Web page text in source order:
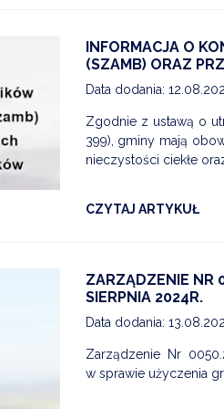
INFORMACJA O
(SZAMB) ORAZ
Data dodania:
Zgodnie z ustawą o
399), gminy mają
nieczystości ciekłe
CZYTAJ ARTYKUŁ
ZARZĄDZENIE NR
SIERPNIA 2024R.
Data dodania:
Zarządzenie Nr
w sprawie użyczenia